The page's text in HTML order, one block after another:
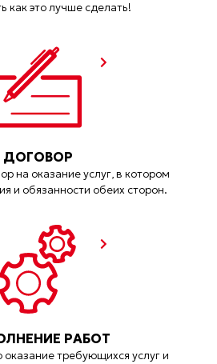
как это лучше сделать!
ДОГОВОР
на оказание услуг, в котором
и обязанности обеих сторон.
РАБОТ
требующихся услуг и